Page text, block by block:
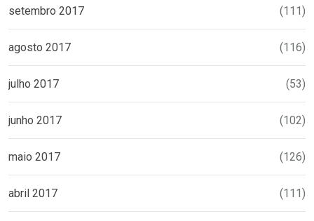
setembro 2017 (111)
agosto 2017 (116)
julho 2017 (53)
junho 2017 (102)
maio 2017 (126)
abril 2017 (111)